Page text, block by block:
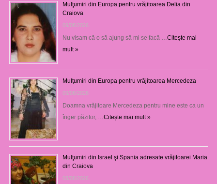
Mulţumiri din Europa pentru vrăjitoarea Delia din
Craiova
09/08/2026
Nu visam că o să ajung să mi se facă … Citește mai
mult »
Mulţumiri din Europa pentru vrăjitoarea Mercedeza
09/08/2026
Doamna vrăjitoare Mercedeza pentru mine este ca un
înger păzitor, … Citește mai mult »
Mulţumiri din Israel şi Spania adresate vrăjitoarei Maria
din Craiova
08/08/2026